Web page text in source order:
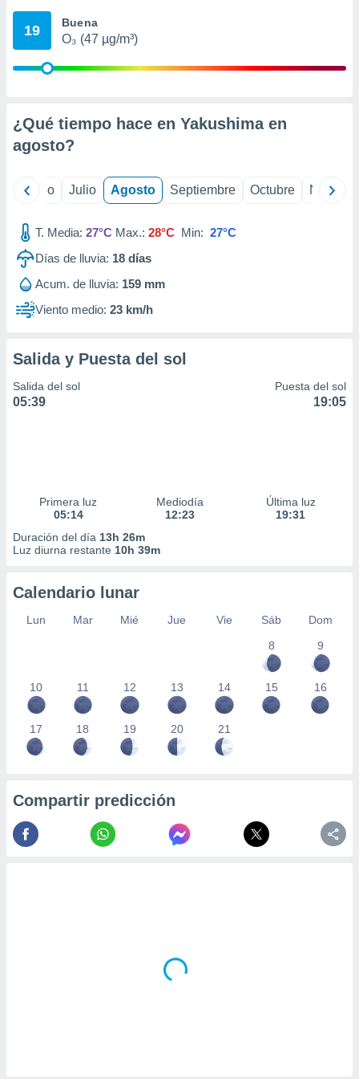
mediante
publicidad
1199
19 Buena
O₃ (47 µg/m³)
¿Qué tiempo hace en Yakushima en
agosto?
Junio Julio Agosto Septiembre Octubre
T. Media: 27°C Max.: 28°C Min: 27°C
Días de lluvia: 18 días
Acum. de lluvia: 159 mm
Viento medio: 23 km/h
Salida y Puesta del sol
Salida del sol
05:39
Puesta del sol
19:05
Primera luz
05:14
Mediodía
12:23
Última luz
19:31
Duración del día 13h 26m
Luz diurna restante 10h 39m
Calendario lunar
Lun Mar Mié Jue Vie Sáb
Dom
8
9
10 11 12 13 14 15 16
17 18 19 20 21
Compartir predicción